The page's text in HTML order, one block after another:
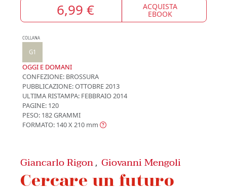
6,99 € ACQUISTA
EBOOK
COLLANA
G1
OGGI E DOMANI
CONFEZIONE: BROSSURA
PUBBLICAZIONE:OTTOBRE 2013
ULTIMA RISTAMPA: FEBBRAIO 2014
PAGINE: 120
PESO: 182 GRAMMI
FORMATO: 140 X 210 mm
Giancarlo Rigon , Giovanni Mengoli
Cercare un futuro